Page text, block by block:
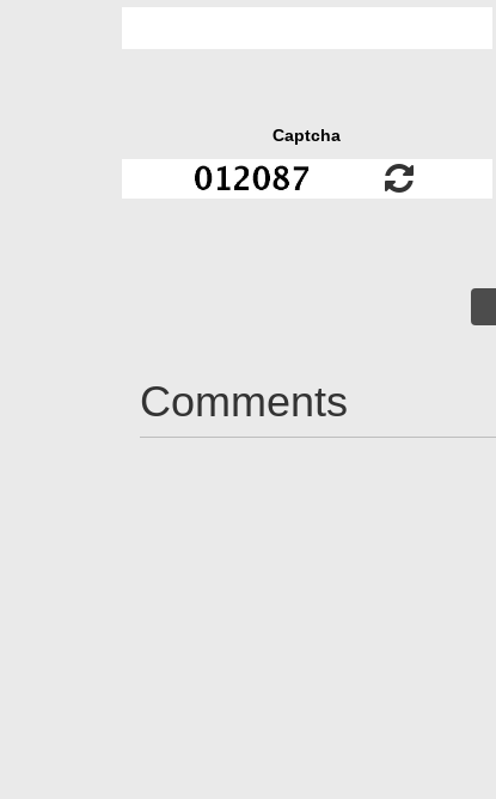
Captcha
Comments